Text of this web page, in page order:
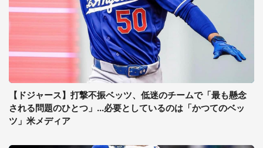
【ドジャース】打撃不振ベッツ、低迷のチームで「最も懸念
される問題のひとつ」...必要としているのは「かつてのベッ
ツ」米メディア